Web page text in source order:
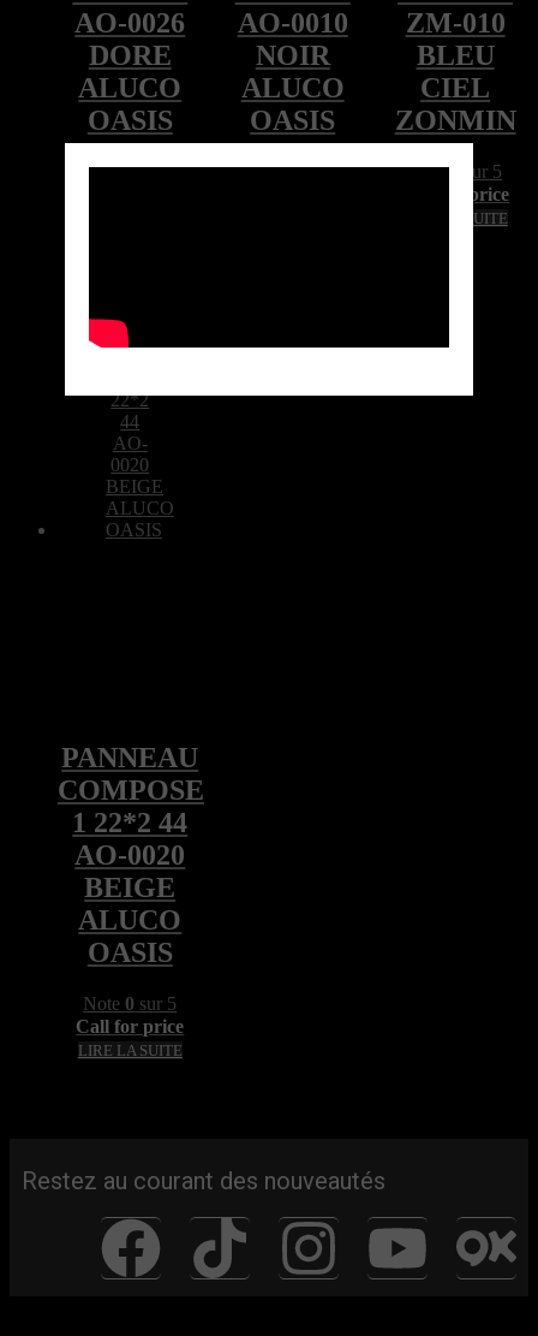
AO-0026
DORE
ALUCO
OASIS
Note0sur 5
AO-0010
NOIR
ALUCO
OASIS
Note0sur 5
ZM-010
BLEU
CIEL
ZONMIN
Note
sur 5
Call for price
LIRE LA SUITE
PANNEAU
COMPOSE
1 22*2 44
AO-0020
BEIGE
ALUCO
OASIS
Note 0 sur 5
Call for price
LIRE LA SUITE
Restez au courant des nouveautés